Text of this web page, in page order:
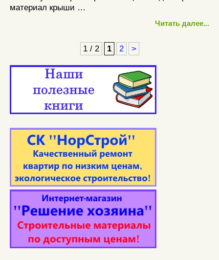
материал крыши …
Читать далее...
1 / 2 1 2 >